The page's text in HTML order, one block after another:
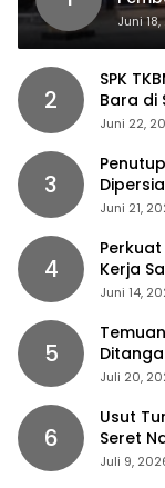
Juni
2
SPK
Bara di
Juni 22,
3
Juni 21,
4
Kerja
Juni 14,
5
Juli 20,
6
Usut
Seret
Juli 9,